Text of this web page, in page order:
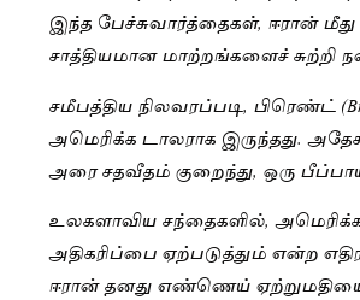
இந்த பேச்சுவார்த்தைகள், ஈரான்
சாத்தியமான மாற்றங்களைச் சுற்றி
சமீபத்திய நிலவரப்படி, பிரெண்ட்
அமெரிக்க டாலராக இருந்தது.
அரை சதவீதம் குறைந்து, ஒரு
உலகளாவிய சந்தைகளில்,
அதிகரிப்பை ஏற்படுத்தும் என்ற
ஈரான் தனது எண்ணெய் ஏற்றுமதியை